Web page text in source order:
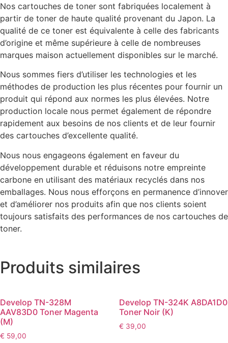
Nos cartouches de toner sont fabriquées localement à
partir de toner de haute qualité provenant du Japon. La
qualité de ce toner est équivalente à celle des fabricants
d’origine et même supérieure à celle de nombreuses
marques maison actuellement disponibles sur le marché.
Nous sommes fiers d’utiliser les technologies et les
méthodes de production les plus récentes pour fournir un
produit qui répond aux normes les plus élevées. Notre
production locale nous permet également de répondre
rapidement aux besoins de nos clients et de leur fournir
des cartouches d’excellente qualité.
Nous nous engageons également en faveur du
développement durable et réduisons notre empreinte
carbone en utilisant des matériaux recyclés dans nos
emballages. Nous nous efforçons en permanence d’innover
et d’améliorer nos produits afin que nos clients soient
toujours satisfaits des performances de nos cartouches de
toner.
Produits similaires
Develop TN-328M
AAV83D0 Toner Magenta
(M)
€ 59,00
Develop TN-324K A8DA1D0
Toner Noir (K)
€ 39,00